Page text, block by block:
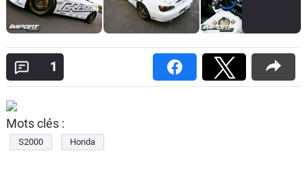
1
Mots clés :
S2000 Honda